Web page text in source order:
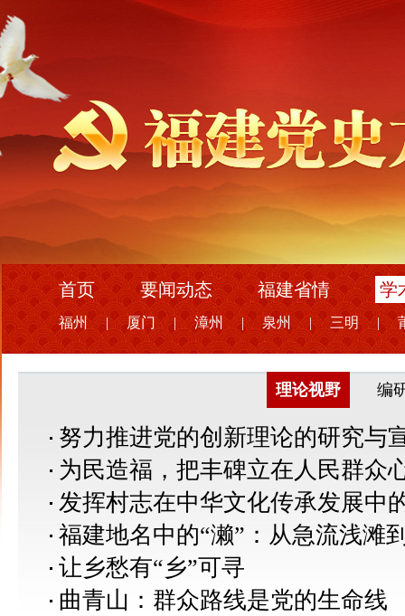
首页 要闻动态 福建省情 学
福州 | 厦门 | 漳州 | 泉州 | 三明 |
理论视野 编
努力推进党的创新理论的研究与
为民造福，把丰碑立在人民群众
发挥村志在中华文化传承发展中
福建地名中的“濑”：从急流浅滩
让乡愁有“乡”可寻
曲青山：群众路线是党的生命线